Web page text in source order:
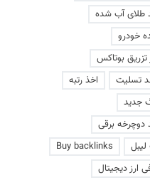
باچان به ایران
طلای آب شده
خودرو
تزریق بوتاکس
تسلیت
اخذ رتبه
جدید
دوچرخه برقی
Buy backlinks
ارز دیجیتال